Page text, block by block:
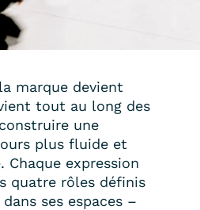
marque devient
tout au long des
une
plus fluide et
Chaque expression
quatre rôles définis
ses espaces –